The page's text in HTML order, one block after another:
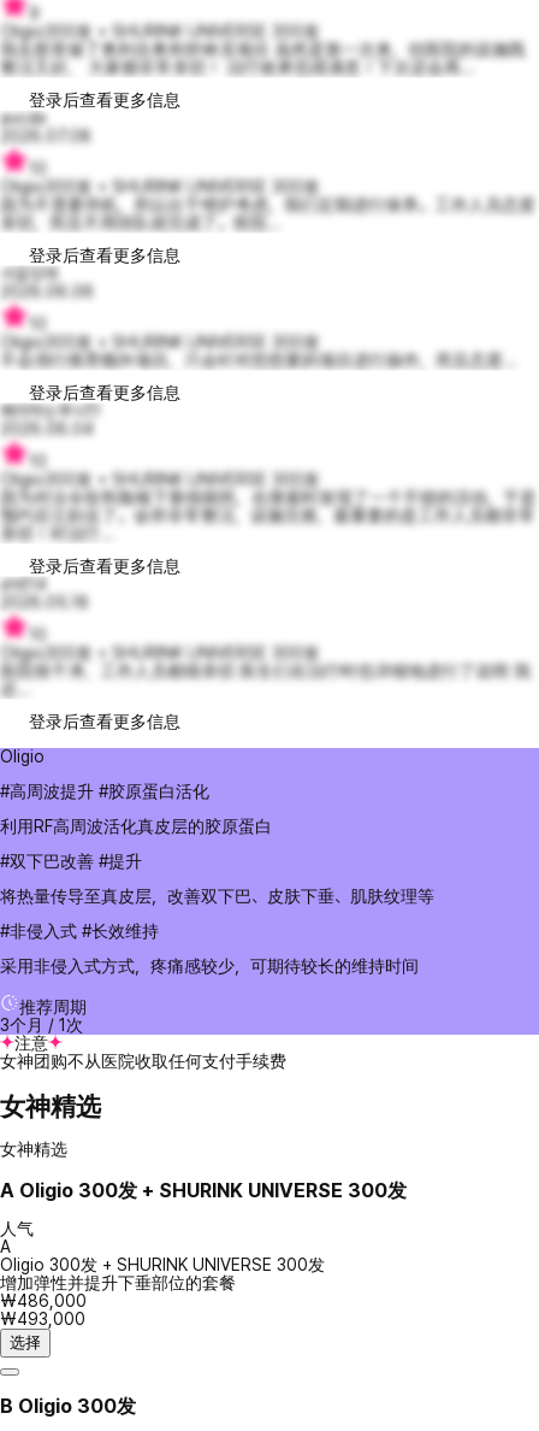
9
Oligio300发 + SHURINK UNIVERSE 300发
我去那里做了奥利吉奥和舒林克项目 虽然是第一次来，但医院的设施既
整洁又好， 大家都非常亲切！ 治疗效果也很满意！下次还会再...
登录后查看更多信息
avcde
2026.07.08
10
Oligio300发 + SHURINK UNIVERSE 300发
因为不需要停机，所以出于维护考虑，我们定期进行保养。工作人员态度
亲切，而且不用排队就完成了。医院...
登录后查看更多信息
사갈모래
2026.06.06
10
Oligio300发 + SHURINK UNIVERSE 300发
不会强行推荐额外项目，只会针对您想要的项目进行操作，而且态度...
登录后查看更多信息
배려하는루시11
2026.06.04
10
Oligio300发 + SHURINK UNIVERSE 300发
因为对法令纹和脸颊下垂很困扰，在搜索时发现了一个不错的活动，于是
预约后立刻去了。诊所非常整洁，设施完善，最重要的是工作人员都非常
亲切！对治疗...
登录后查看更多信息
sh614
2026.05.18
10
Oligio300发 + SHURINK UNIVERSE 300发
医院很干净，工作人员都很亲切 医生们在治疗时也详细地进行了说明 我
登录后查看更多信息
Oligio
#高周波提升 #胶原蛋白活化
利用RF高周波活化真皮层的胶原蛋白
#双下巴改善 #提升
将热量传导至真皮层，改善双下巴、皮肤下垂、肌肤纹理等
#非侵入式 #长效维持
采用非侵入式方式，疼痛感较少，可期待较长的维持时间
推荐周期
3个月 / 1次
注意
女神团购不从医院收取任何支付手续费
女神精选
女神精选
A Oligio 300发 + SHURINK UNIVERSE 300发
人气
A
Oligio 300发 + SHURINK UNIVERSE 300发
增加弹性并提升下垂部位的套餐
₩486,000
₩493,000
选择
B Oligio 300发